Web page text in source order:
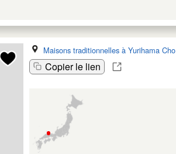
Maisons traditionnelles à Yurihama Cho
Copier le lien